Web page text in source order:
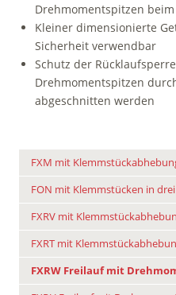
Drehmomentspitzen
Kleiner dimensionierte
Sicherheit verwendbar
Schutz der
Drehmomentspitzen
abgeschnitten werden
FXM mit
FON mit Klemmstücken in
FXRV mit
FXRT mit
FXRW Freilauf mit